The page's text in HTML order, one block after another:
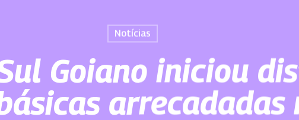
Notícias
Goiano iniciou
arrecadadas